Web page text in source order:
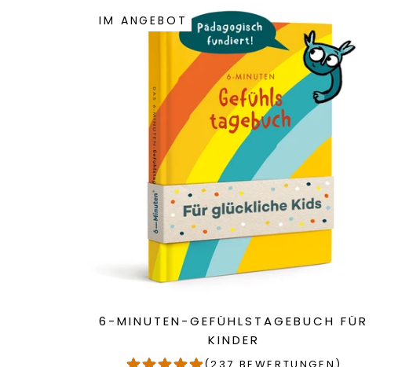
IM ANGEBOT
6-MINUTEN-GEFÜHLSTAGEBUCH FÜR
KINDER